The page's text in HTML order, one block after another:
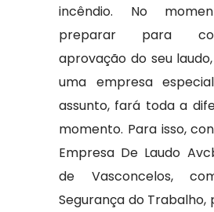
incêndio. No
preparar para
aprovação do seu
uma empresa
assunto, fará toda a
momento. Para isso,
Empresa De Laudo
de Vasconcelos,
Segurança do Trabalho,